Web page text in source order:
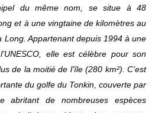
du même nom, se situe à 48
et à une vingtaine de kilomètres au
Long. Appartenant depuis 1994 à une
elle est célèbre pour son
de la moitié de l'île (280 km²). C’est
du golfe du Tonkin, couverte par
abritant de nombreuses espèces